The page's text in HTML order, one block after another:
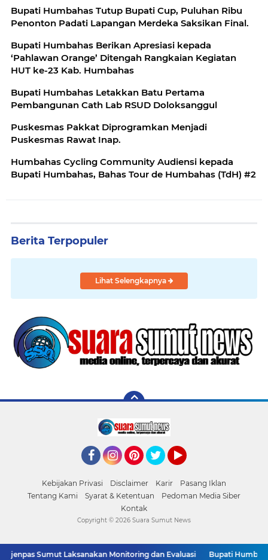
Bupati Humbahas Tutup Bupati Cup, Puluhan Ribu
Penonton Padati Lapangan Merdeka Saksikan Final.
Bupati Humbahas Berikan Apresiasi kepada
‘Pahlawan Orange’ Ditengah Rangkaian Kegiatan
HUT ke-23 Kab. Humbahas
Bupati Humbahas Letakkan Batu Pertama
Pembangunan Cath Lab RSUD Doloksanggul
Puskesmas Pakkat Diprogramkan Menjadi
Puskesmas Rawat Inap.
Humbahas Cycling Community Audiensi kepada
Bupati Humbahas, Bahas Tour de Humbahas (TdH) #2
Berita Terpopuler
Lihat Selengkapnya
Kebijakan Privasi Disclaimer Karir
Pasang Iklan
Tentang Kami
Syarat & Ketentuan
Pedoman Media Siber
Kontak
Sumut Laksanakan Monitoring dan Evaluasi Bupati Humbang
Copyright © 2026 Suara Sumut News